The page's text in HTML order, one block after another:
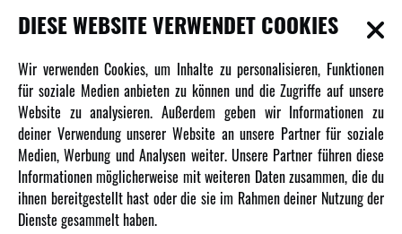
INFORMATIONEN
Newsletter
Über uns
Karriere
Amewi Kataloge
DIESE WEBSITE VERWENDET COOKIES
Wir verwenden Cookies, um Inhalte zu personalisieren, Funktionen
für soziale Medien anbieten zu können und die Zugriffe auf unsere
Website zu analysieren. Außerdem geben wir Informationen zu
deiner Verwendung unserer Website an unsere Partner für soziale
Medien, Werbung und Analysen weiter. Unsere Partner führen diese
Informationen möglicherweise mit weiteren Daten zusammen, die du
ihnen bereitgestellt hast oder die sie im Rahmen deiner Nutzung der
Dienste gesammelt haben.